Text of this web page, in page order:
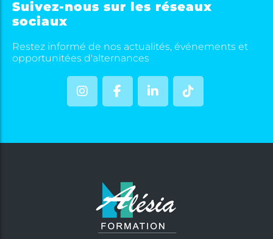
Suivez-nous sur les réseaux
sociaux
Restez informé de nos actualités, événements et
opportunitées d'alternances